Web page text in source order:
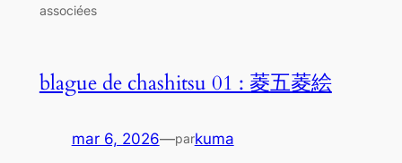
associées
blague de chashitsu 01 : 菱五菱絵
mar 6, 2026—parkuma